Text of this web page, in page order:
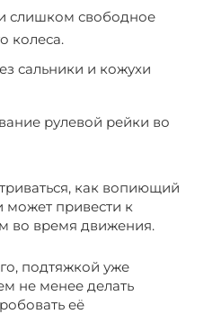
слишком свободное
колеса.
сальники и кожухи
рулевой рейки во
как вопиющий
может привести к
во время движения.
подтяжкой уже
не менее делать
её